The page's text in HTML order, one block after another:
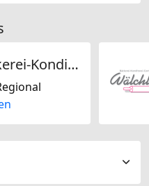
Wälchli Bäckerei-Konditorei-Confiserie GmbH